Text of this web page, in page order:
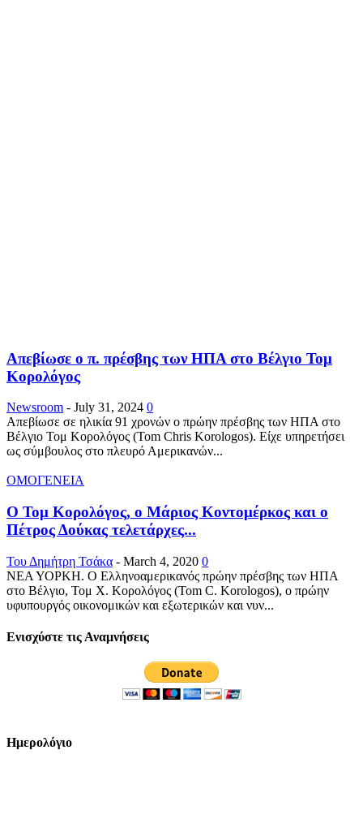
Απεβίωσε ο π. πρέσβης των ΗΠΑ στο Βέλγιο Τομ
Κορολόγος
Newsroom - July 31, 2024 0
Απεβίωσε σε ηλικία 91 χρονών ο πρώην πρέσβης των ΗΠΑ στο
Βέλγιο Τομ Κορολόγος (Tom Chris Korologos). Είχε υπηρετήσει
ως σύμβουλος στο πλευρό Αμερικανών...
ΟΜΟΓΕΝΕΙΑ
Ο Τομ Κορολόγος, ο Μάριος Κοντομέρκος και ο
Πέτρος Δούκας τελετάρχες...
Του Δημήτρη Τσάκα - March 4, 2020 0
ΝΕΑ ΥΟΡΚΗ. Ο Ελληνοαμερικανός πρώην πρέσβης των ΗΠΑ
στο Βέλγιο, Τομ Χ. Κορολόγος (Tom C. Korologos), o πρώην
υφυπουργός οικονομικών και εξωτερικών και νυν...
Ενισχύστε τις Αναμνήσεις
Ημερολόγιο